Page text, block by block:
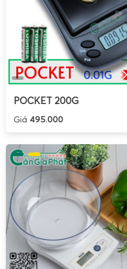
POCKET 200G
Giá 495.000